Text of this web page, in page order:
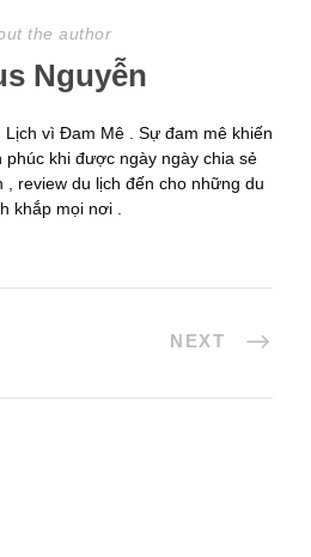
the author
Nguyễn
Lịch vì Đam Mê . Sự đam mê khiến
phúc khi được ngày ngày chia sẻ
review du lịch đến cho những du
khắp mọi nơi .
NEXT